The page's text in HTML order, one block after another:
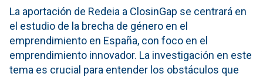
La aportación de Redeia a ClosinGap se centrará en
el estudio de la brecha de género en el
emprendimiento en España, con foco en el
emprendimiento innovador. La investigación en este
tema es crucial para entender los obstáculos que